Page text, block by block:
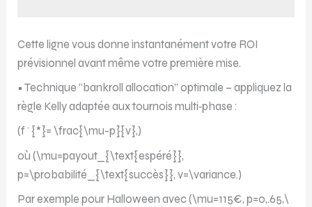
Cette ligne vous donne instantanément votre ROI
prévisionnel avant même votre première mise.
• Technique “bankroll allocation” optimale – appliquez la
règle Kelly adaptée aux tournois multi‐phase :
(f^{*}= \frac{\mu-p}{v},)
où (\mu=payout_{\text{espéré}},
p=\probabilité_{\text{succès}}, v=\variance.)
Par exemple pour Halloween avec (\mu=115€, p=0,.65,\